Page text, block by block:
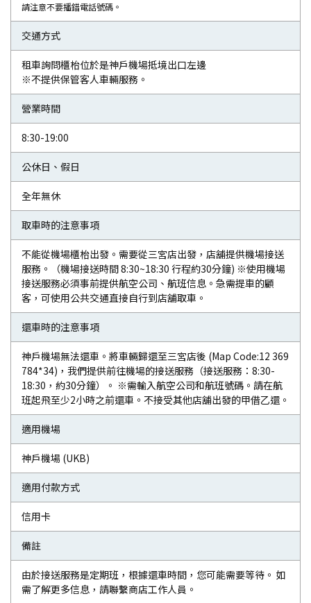
請注意不要播錯電話號碼。
交通方式
租車詢問櫃枱位於是神戶機場抵境出口左邊
※不提供保管客人車輛服務。
營業時間
8:30-19:00
公休日、假日
全年無休
取車時的注意事項
不能從機場櫃枱出發。需要從三宮店出發，店舖提供機場接送
服務。（機場接送時間 8:30~18:30 行程約30分鐘) ※使用機場
接送服務必須事前提供航空公司、航班信息。急需提車的顧
客，可使用公共交通直接自行到店舖取車。
還車時的注意事項
神戶機場無法還車。將車輛歸還至三宮店後 (Map Code:12 369
784*34)，我們提供前往機場的接送服務（接送服務：8:30-
18:30，約30分鐘）。 ※需輸入航空公司和航班號碼。請在航
班起飛至少2小時之前還車。不接受其他店舖出發的甲借乙還。
適用機場
神戶機場 (UKB)
適用付款方式
信用卡
備註
由於接送服務是定期班，根據還車時間，您可能需要等待。 如
需了解更多信息，請聯繫商店工作人員。